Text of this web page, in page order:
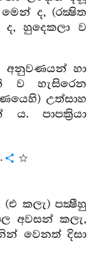
ද, (රක්‍ෂිත
හුදෙකලා ව
අනුවණයන් හා
ව හැසිරෙන
උත්සාහ
පාපක්‍රියා
කලැ) පක්‍ෂීහු
අවසන් කලැ,
වෙනත් දිසා